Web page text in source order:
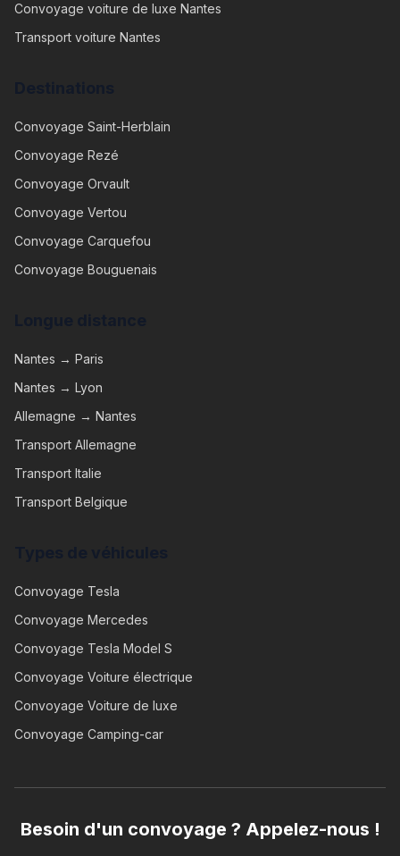
Convoyage voiture de luxe Nantes
Transport voiture Nantes
Convoyage Saint-Herblain
Convoyage Rezé
Convoyage Orvault
Convoyage Vertou
Convoyage Carquefou
Convoyage Bouguenais
Nantes → Paris
Nantes → Lyon
Allemagne → Nantes
Transport Allemagne
Transport Italie
Transport Belgique
Convoyage Tesla
Convoyage Mercedes
Convoyage Tesla Model S
Convoyage Voiture électrique
Convoyage Voiture de luxe
Convoyage Camping-car
Besoin d'un convoyage ? Appelez-nous !